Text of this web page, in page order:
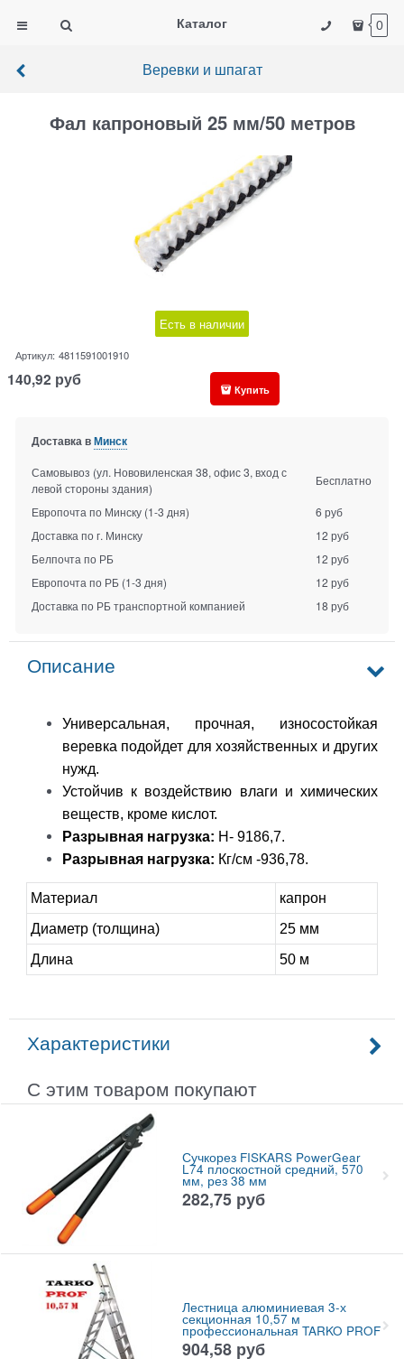
Каталог 0
Веревки и шпагат
Фал капроновый 25 мм/50 метров
Есть в наличии
Артикул: 4811591001910
140,92 руб Купить
Доставка вМинск
Самовывоз (ул. Нововиленская 38, офис 3, вход с
левой стороны здания)
Бесплатно
Европочта по Минску (1-3 дня)
6 руб
Доставка по г. Минску
12 руб
Белпочта по РБ
12 руб
Европочта по РБ (1-3 дня)
12 руб
Доставка по РБ транспортной компанией
18 руб
Описание
Универсальная, прочная, износостойкая
веревка подойдет для хозяйственных и других
нужд.
Устойчив к воздействию влаги и химических
веществ, кроме кислот.
Разрывная нагрузка: Н- 9186,7.
Разрывная нагрузка: Кг/см -936,78.
Материал
капрон
Диаметр (толщина)
25 мм
Длина
50 м
Характеристики
С этим товаром покупают
Сучкорез FISKARS PowerGear
L74 плоскостной средний, 570
мм, рез 38 мм
282,75 руб
Лестница алюминиевая 3-х
секционная 10,57 м
профессиональная TARKO PROF
904,58 руб